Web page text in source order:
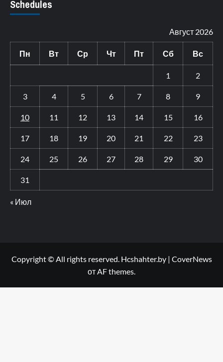
Schedules
Август 2026
Пн Вт Ср Чт Пт Сб Вс
1 2
3 4 5 6 7 8 9
10 11 12 13 14 15 16
17 18 19 20 21 22 23
24 25 26 27 28 29 30
31
« Июл
Copyright © All rights reserved. Hcshahter.by | CoverNews
от AF themes.